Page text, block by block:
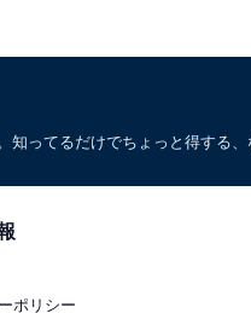
ってるだけでちょっと得する
ポリシー